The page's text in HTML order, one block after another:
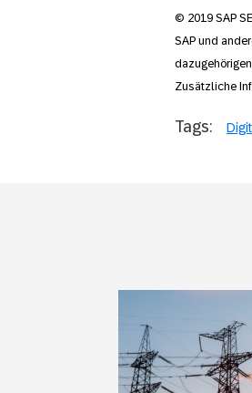
© 2019 SAP
SAP und
Zusätzliche
Tags: